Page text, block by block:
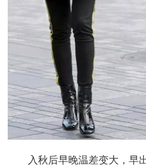
入秋后早晚温差变大，早